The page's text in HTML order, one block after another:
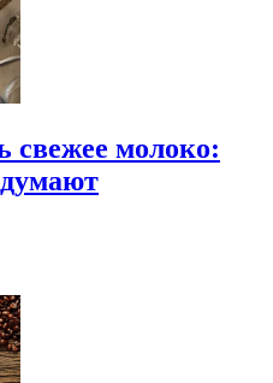
свежее молоко: